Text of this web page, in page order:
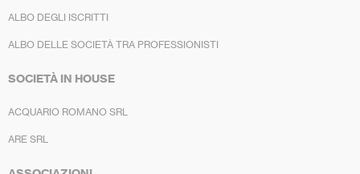
ALBO DEGLI ISCRITTI
ALBO DELLE SOCIETÀ TRA PROFESSIONISTI
SOCIETÀ IN HOUSE
ACQUARIO ROMANO SRL
ARE SRL